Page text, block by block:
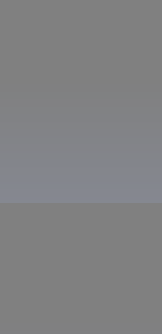
Ceea ce vedeți
monumentelor:
arhitecți, pe baza
reprezentărilor
Adică au loc nu
reconstrucție. Ca
parte, inspirate din
contemporane au
obiect de mobilier
clădiri, în formă de